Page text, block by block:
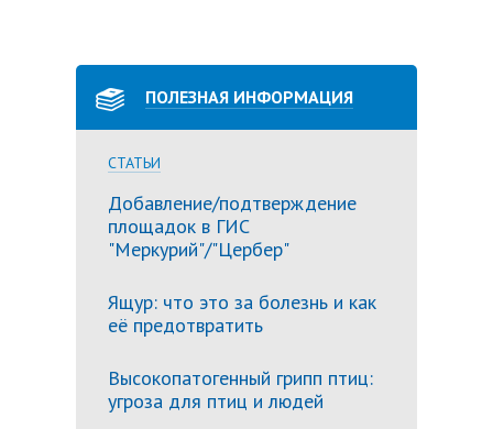
ПОЛЕЗНАЯ ИНФОРМАЦИЯ
СТАТЬИ
Добавление/подтверждение
площадок в ГИС
"Меркурий"/"Цербер"
Ящур: что это за болезнь и как
её предотвратить
Высокопатогенный грипп птиц:
угроза для птиц и людей